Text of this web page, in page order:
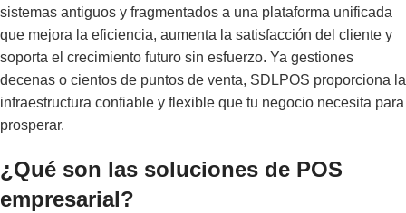
sistemas antiguos y fragmentados a una plataforma unificada
que mejora la eficiencia, aumenta la satisfacción del cliente y
soporta el crecimiento futuro sin esfuerzo. Ya gestiones
decenas o cientos de puntos de venta, SDLPOS proporciona la
infraestructura confiable y flexible que tu negocio necesita para
prosperar.
¿Qué son las soluciones de POS
empresarial?